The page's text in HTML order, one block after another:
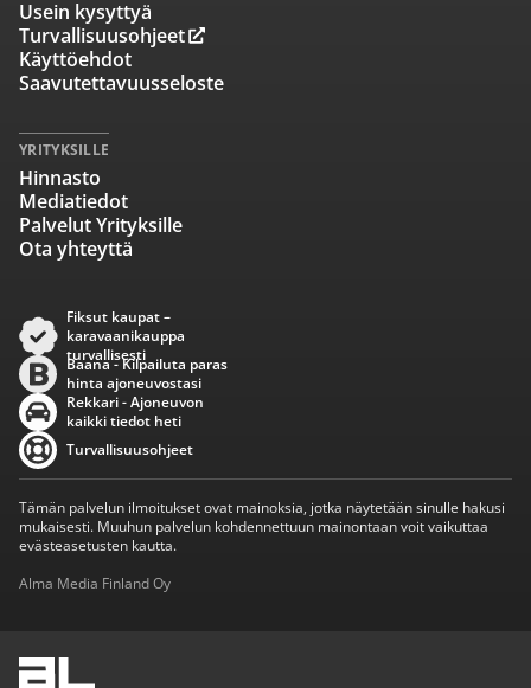
Usein kysyttyä
Turvallisuusohjeet
Käyttöehdot
Saavutettavuusseloste
YRITYKSILLE
Hinnasto
Mediatiedot
Palvelut Yrityksille
Ota yhteyttä
Fiksut kaupat –
karavaanikauppa
turvallisesti
Baana - Kilpailuta paras
hinta ajoneuvostasi
Rekkari - Ajoneuvon
kaikki tiedot heti
Turvallisuusohjeet
Tämän palvelun ilmoitukset ovat mainoksia, jotka näytetään sinulle hakusi
mukaisesti. Muuhun palvelun kohdennettuun mainontaan voit vaikuttaa
evästeasetusten kautta.
Alma Media Finland Oy